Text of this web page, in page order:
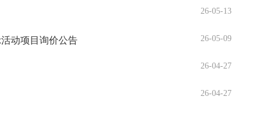
26-05-13
动项目询价公告 26-05-09
26-04-27
26-04-27